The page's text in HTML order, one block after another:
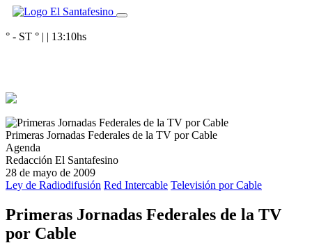
° - ST ° | | 13:10hs
Primeras Jornadas Federales de la TV por Cable
Agenda
Redacción El Santafesino
28 de mayo de 2009
Ley de Radiodifusión Red Intercable Televisión por Cable
Primeras Jornadas Federales de la TV
por Cable